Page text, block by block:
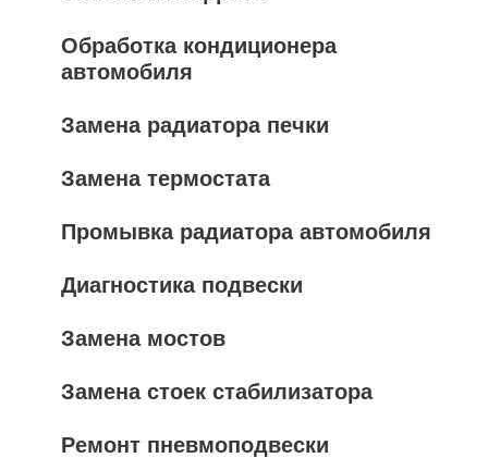
Обработка кондиционера
автомобиля
Замена радиатора печки
Замена термостата
Промывка радиатора автомобиля
Диагностика подвески
Замена мостов
Замена стоек стабилизатора
Ремонт пневмоподвески